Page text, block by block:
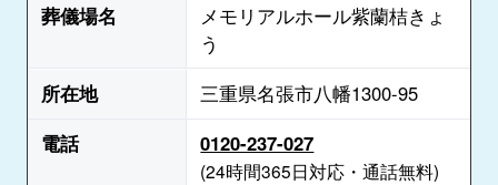
葬儀場名
メモリアルホール紫蘭桔きょ
う
所在地
三重県名張市八幡1300-95
電話
0120-237-027
(24時間365日対応・通話無料)